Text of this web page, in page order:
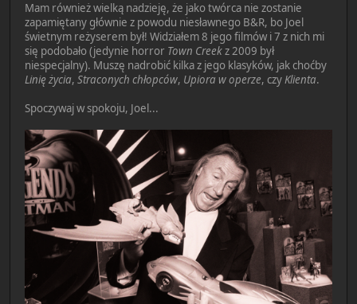
Mam również wielką nadzieję, że jako twórca nie zostanie
zapamiętany głównie z powodu niesławnego B&R, bo Joel
świetnym reżyserem był! Widziałem 8 jego filmów i 7 z nich mi
się podobało (jedynie horror Town Creekz 2009 był
niespecjalny). Muszę nadrobić kilka z jego klasyków, jak choćby
Linię życia, Straconych chłopców, Upiora w operze, czyKlienta.
Spoczywaj w spokoju, Joel...